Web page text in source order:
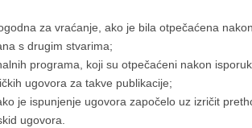
za vraćanje, ako je bila otpečaćena
s drugim stvarima;
programa, koji su otpečaćeni nakon
ugovora za takve publikacije;
je ispunjenje ugovora započelo uz izričit
ugovora.